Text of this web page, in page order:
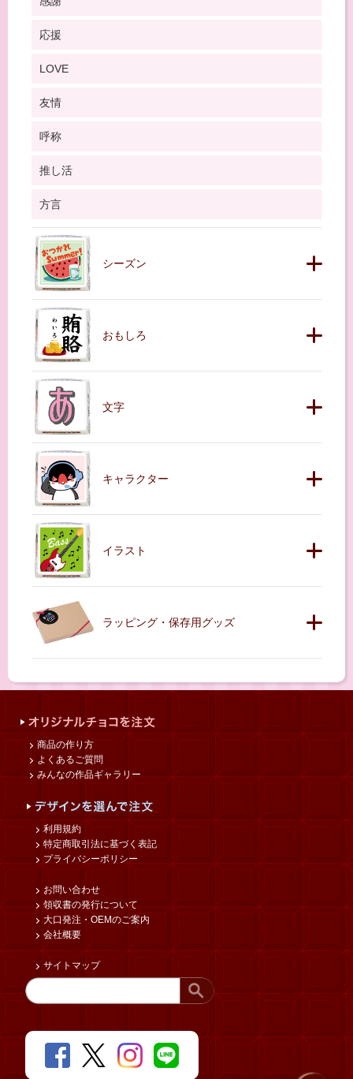
応援
LOVE
友情
呼称
推し活
方言
シーズン
おもしろ
文字
キャラクター
イラスト
ラッピング・保存用グッズ
商品の作り方
よくあるご質問
みんなの作品ギャラリー
利用規約
特定商取引法に基づく表記
プライバシーポリシー
お問い合わせ
領収書の発行について
大口発注・OEMのご案内
会社概要
サイトマップ